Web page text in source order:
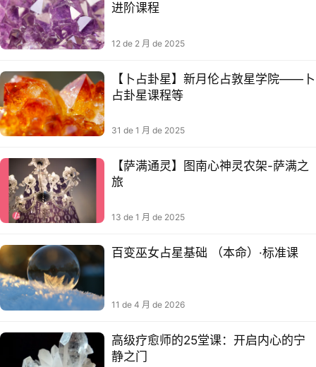
进阶课程
12 de 2 月 de 2025
【卜占卦‬星】新月伦占敦‬星学院——卜
占卦‬星课程等
31 de 1 月 de 2025
【萨满通灵】图南心神灵‬农架-萨满之
旅
13 de 1 月 de 2025
百变巫女占星基础 （本命）·标准课
11 de 4 月 de 2026
高级疗愈师的25堂课：开启内心的宁
静之门